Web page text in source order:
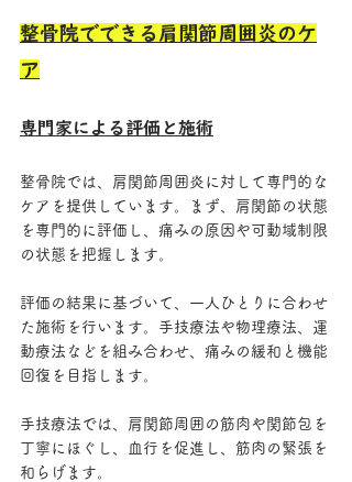
整骨院でできる肩関節周囲炎のケ
ア
専門家による評価と施術
整骨院では、肩関節周囲炎に対して専門的な
ケアを提供しています。まず、肩関節の状態
を専門的に評価し、痛みの原因や可動域制限
の状態を把握します。
評価の結果に基づいて、一人ひとりに合わせ
た施術を行います。手技療法や物理療法、運
動療法などを組み合わせ、痛みの緩和と機能
回復を目指します。
手技療法では、肩関節周囲の筋肉や関節包を
丁寧にほぐし、血行を促進し、筋肉の緊張を
和らげます。